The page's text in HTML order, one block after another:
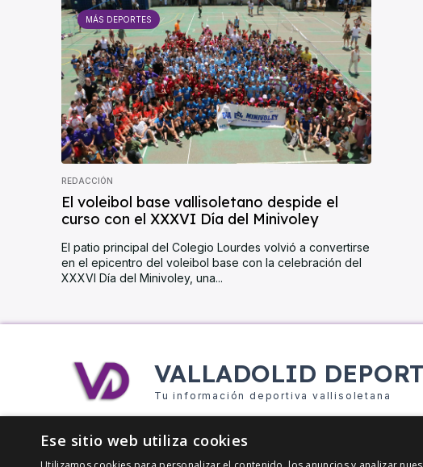
MÁS DEPORTES
REDACCIÓN
El voleibol base vallisoletano despide el
curso con el XXXVI Día del Minivoley
El patio principal del Colegio Lourdes volvió a convertirse
en el epicentro del voleibol base con la celebración del
XXXVI Día del Minivoley, una...
VALLADOLID
Tu información deportiva vallisoletana
Ese sitio web utiliza cookies